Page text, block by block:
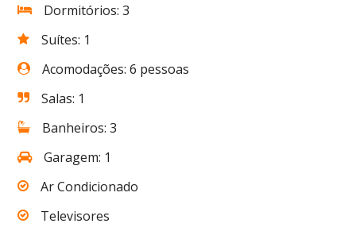
Dormitórios: 3
Suítes: 1
Acomodações: 6 pessoas
Salas: 1
Banheiros: 3
Garagem: 1
Ar Condicionado
Televisores